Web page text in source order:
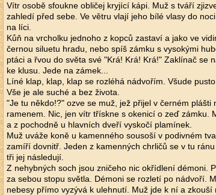
Vítr osobě sfoukne obličej kryjící kápi. Muž s tváří
zahledí před sebe. Ve větru vlají jeho bílé vlasy do
na líci.
Kůň na vrcholku jednoho z kopců zastaví a jako ve
černou siluetu hradu, nebo spíš zámku s vysokými
ptáci a řvou do světa své "Krá! Krá! Krá!" Zaklínač se
ke klusu. Jede na zámek...
Líné klap, klap, klap se rozléhá nádvořím. Všude
Vše je ale suché a bez života.
"Je tu někdo!?" ozve se muž, jež přijel v černém plášti
ramenem. Nic, jen vítr třískne s okenicí o zeď zámku.
a z pochodně u hlavních dveří vyskočí plamínek.
Muž uváže koně u kamenného sousoší v podivném
zamíří dovnitř. Jeden z kamenných chrličů se v tu
tři jej následují.
Z nehybných soch jsou zničeho nic okřídlení démoni.
za sebou stopu světla. Démoni se rozletí po nádvoří.
nebesy přímo vyzývá k ulehnutí. Muž jde k ní a zkouší